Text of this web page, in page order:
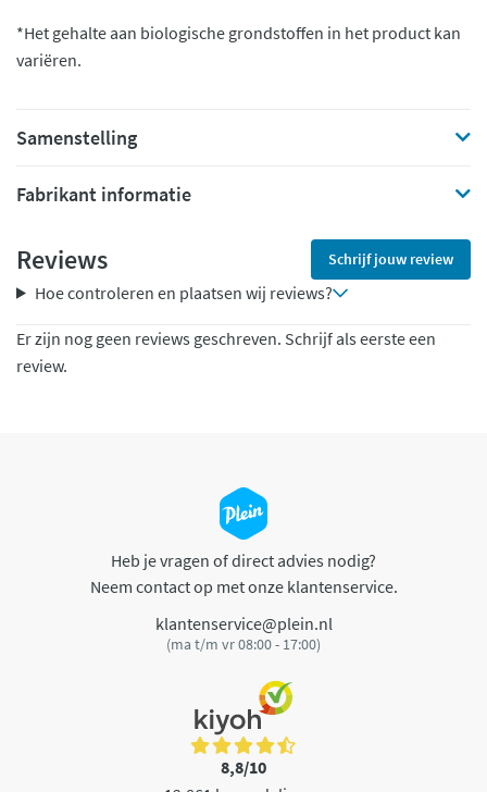
*Het gehalte aan biologische grondstoffen in het product kan
variëren.
Samenstelling
Fabrikant informatie
Reviews Schrijf jouw review
Hoe controleren en plaatsen wij reviews?
Er zijn nog geen reviews geschreven. Schrijf als eerste een
review.
Heb je vragen of direct advies nodig?
Neem contact op met onze klantenservice.
klantenservice@plein.nl
(ma t/m vr 08:00 - 17:00)
8,8/10